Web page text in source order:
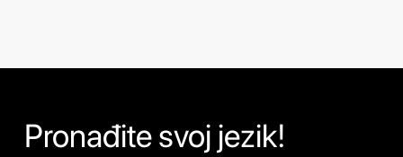
Pronađite svoj jezik!